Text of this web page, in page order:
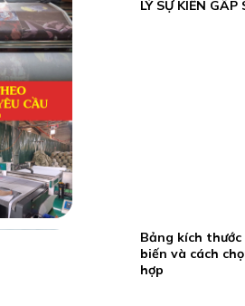
LÝ SỰ KIẾN GẤP
Bảng kích
biến và cách
hợp